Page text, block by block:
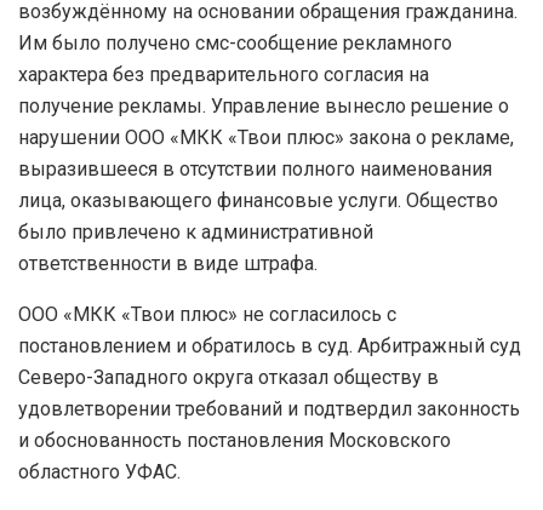
возбуждённому на основании обращения гражданина.
Им было получено смс-сообщение рекламного
характера без предварительного согласия на
получение рекламы. Управление вынесло решение о
нарушении ООО «МКК «Твои плюс» закона о рекламе,
выразившееся в отсутствии полного наименования
лица, оказывающего финансовые услуги. Общество
было привлечено к административной
ответственности в виде штрафа.
ООО «МКК «Твои плюс» не согласилось с
постановлением и обратилось в суд. Арбитражный суд
Северо-Западного округа отказал обществу в
удовлетворении требований и подтвердил законность
и обоснованность постановления Московского
областного УФАС.